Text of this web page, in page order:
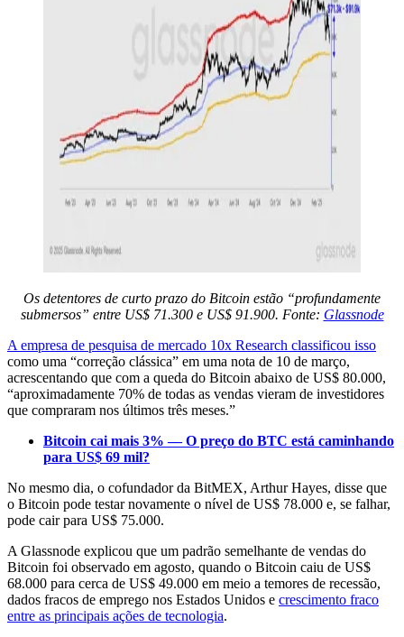
Os detentores de curto prazo do Bitcoin estão “profundamente
submersos” entre US$ 71.300 e US$ 91.900. Fonte: Glassnode
A empresa de pesquisa de mercado 10x Research classificou isso
como uma “correção clássica” em uma nota de 10 de março,
acrescentando que com a queda do Bitcoin abaixo de US$ 80.000,
“aproximadamente 70% de todas as vendas vieram de investidores
que compraram nos últimos três meses.”
Bitcoin cai mais 3% — O preço do BTC está caminhando
para US$ 69 mil?
No mesmo dia, o cofundador da BitMEX, Arthur Hayes, disse que
o Bitcoin pode testar novamente o nível de US$ 78.000 e, se falhar,
pode cair para US$ 75.000.
A Glassnode explicou que um padrão semelhante de vendas do
Bitcoin foi observado em agosto, quando o Bitcoin caiu de US$
68.000 para cerca de US$ 49.000 em meio a temores de recessão,
dados fracos de emprego nos Estados Unidos e crescimento fraco
entre as principais ações de tecnologia.